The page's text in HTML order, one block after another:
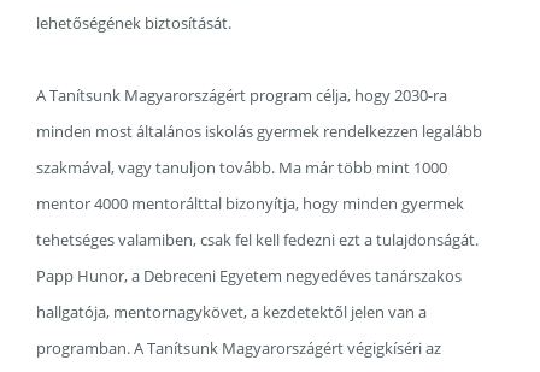
lehetőségének biztosítását.
A Tanítsunk Magyarországért program célja, hogy 2030-ra
minden most általános iskolás gyermek rendelkezzen legalább
szakmával, vagy tanuljon tovább. Ma már több mint 1000
mentor 4000 mentorálttal bizonyítja, hogy minden gyermek
tehetséges valamiben, csak fel kell fedezni ezt a tulajdonságát.
Papp Hunor, a Debreceni Egyetem negyedéves tanárszakos
hallgatója, mentornagykövet, a kezdetektől jelen van a
programban. A Tanítsunk Magyarországért végigkíséri az